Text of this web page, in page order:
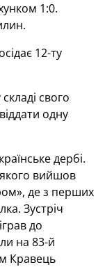
1:0.
12-ту
свого
одну
дербі.
якого вийшов
де з перших
Зустріч
до
на 83-й
Кравець